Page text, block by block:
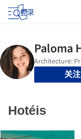
登录
关注
Hotéis